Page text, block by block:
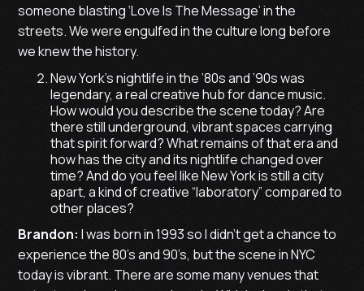
someone blasting ‘Love Is The Message’ in the
streets. We were engulfed in the culture long before
we knew the history.
New York’s nightlife in the ’80s and ’90s was
legendary, a real creative hub for dance music.
How would you describe the scene today? Are
there still underground, vibrant spaces carrying
that spirit forward? What remains of that era and
how has the city and its nightlife changed over
time? And do you feel like New York is still a city
apart, a kind of creative “laboratory” compared to
other places?
Brandon:I was born in 1993 so I didn’t get a chance to
experience the 80’s and 90’s, but the scene in NYC
today is vibrant. There are some many venues that